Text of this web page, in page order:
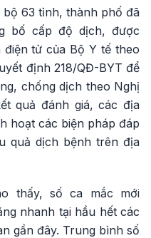
63 tỉnh, thành phố đã
bố cấp độ dịch, được
tử của Bộ Y tế theo
định 218/QĐ-BYT để
chống dịch theo Nghị
quả đánh giá, các địa
hoạt các biện pháp đáp
quả dịch bệnh trên địa
thấy, số ca mắc mới
nhanh tại hầu hết các
gần đây. Trung bình số